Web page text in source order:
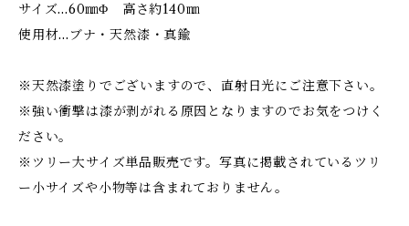
サイズ...60㎜Φ 高さ約140㎜
使用材...ブナ・天然漆・真鍮
※天然漆塗りでございますので、直射日光にご注意下さい。
※強い衝撃は漆が剥がれる原因となりますのでお気をつけく
ださい。
※ツリー大サイズ単品販売です。写真に掲載されているツリ
ー小サイズや小物等は含まれておりません。